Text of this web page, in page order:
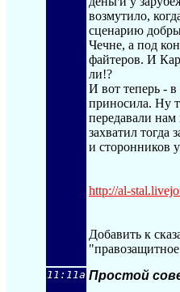
возмутило,
сценарию
Чечне, а под
файтеров. И
ли!?
И вот теперь -
приносила. Ну
передавали нам
захватил тогда
и сторонников
http://al-
Добавить к
11:11a Простой